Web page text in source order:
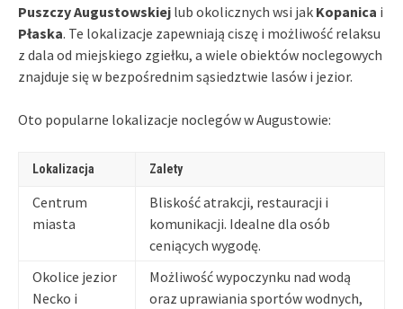
Puszczy Augustowskiej lub okolicznych wsi jak Kopanica i
Płaska. Te lokalizacje zapewniają ciszę i możliwość relaksu
z dala od miejskiego zgiełku, a wiele obiektów noclegowych
znajduje się w bezpośrednim sąsiedztwie lasów i jezior.
Oto popularne lokalizacje noclegów w Augustowie:
Lokalizacja Zalety
Centrum
miasta
Bliskość atrakcji, restauracji i
komunikacji. Idealne dla osób
ceniących wygodę.
Okolice jezior
Necko i
Możliwość wypoczynku nad wodą
oraz uprawiania sportów wodnych,